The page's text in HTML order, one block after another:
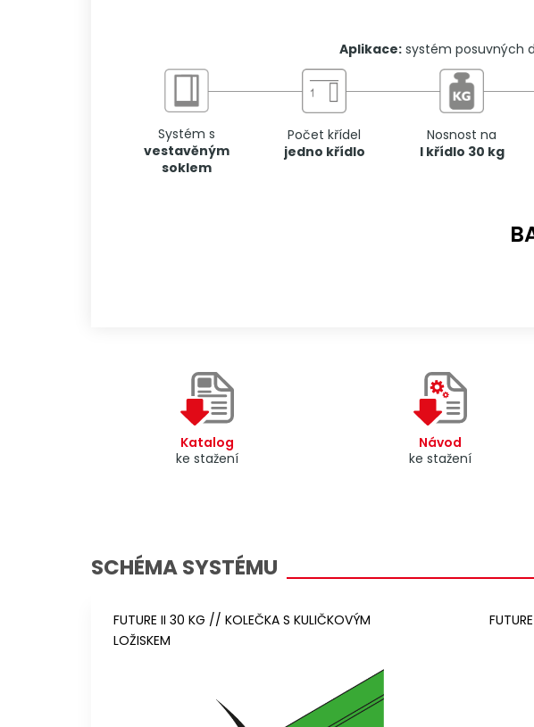
Aplikace: systém posuvných
Systém s
vestavěným
soklem
Počet křídel
jedno křídlo
Nosnost na
I křídlo 30 kg
Katalog
ke stažení
Návod
ke stažení
SCHÉMA SYSTÉMU
FUTURE II 30 KG // KOLEČKA S KULIČKOVÝM
LOŽISKEM